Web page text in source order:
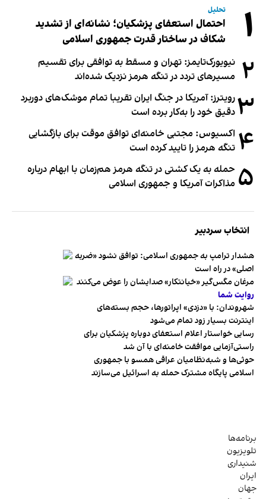
۱ تحلیل
احتمال استعفای پزشکیان؛ نشانه‌ای از تشدید
شکاف در ساختار قدرت جمهوری اسلامی
۲ نیویورک‌تایمز: تهران و مسقط به توافقی برای تقسیم
مسیرهای تردد در تنگه هرمز نزدیک شده‌اند
۳رویترز: آمریکا در جنگ ایران تقریبا تمام موشک‌های دوربرد
دقیق خود را به‌کار برده است
۴ اکسیوس: مجتبی خامنه‌ای توافق موقت برای بازگشایی
تنگه هرمز را تایید کرده است
۵ حمله به یک کشتی در تنگه هرمز هم‌زمان با ابهام درباره
مذاکرات آمریکا و جمهوری اسلامی
انتخاب سردبیر
هشدار ترامپ به جمهوری اسلامی: توافق نشود «ضربه
اصلی» در راه است
مرغان مگس‌گیر «خیانتکار» صدایشان را عوض می‌کنند
روایت شما
شهروندان:‌ با «دزدی» اپراتورها، حجم بسته‌های
اینترنت بسیار زود تمام می‌شود
رسایی خواستار اعلام استعفای دوباره پزشکیان برای
راستی‌آزمایی موافقت خامنه‌ای با آن شد
حوثی‌ها و شبه‌نظامیان عراقی همسو با جمهوری
اسلامی پایگاه مشترک حمله به اسرائیل می‌سازند
برنامه‌ها
تلویزیون
شنیداری
ایران
جهان